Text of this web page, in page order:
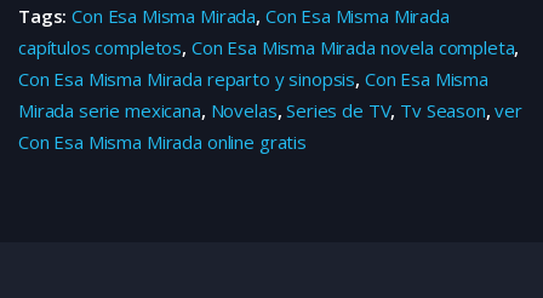
Tags:Con Esa Misma Mirada, Con Esa Misma Mirada
capítulos completos, Con Esa Misma Mirada novela completa,
Con Esa Misma Mirada reparto y sinopsis, Con Esa Misma
Mirada serie mexicana, Novelas,Series de TV, Tv Season,ver
Con Esa Misma Mirada online gratis